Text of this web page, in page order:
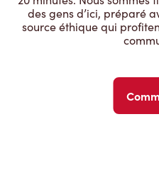
des gens d’ici, préparé
source éthique qui